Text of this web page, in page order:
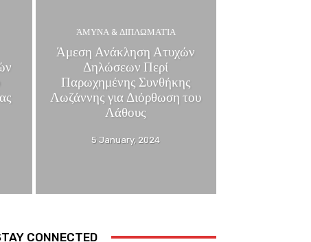
ΆΜΥΝΑ & ΔΙΠΛΩΜΑΤΊΑ
Άμεση Ανάκληση Ατυχών
Δηλώσεων Περί
Παρωχημένης Συνθήκης
Λωζάννης για Διόρθωση του
Λάθους
5 January, 2024
CONNECTED